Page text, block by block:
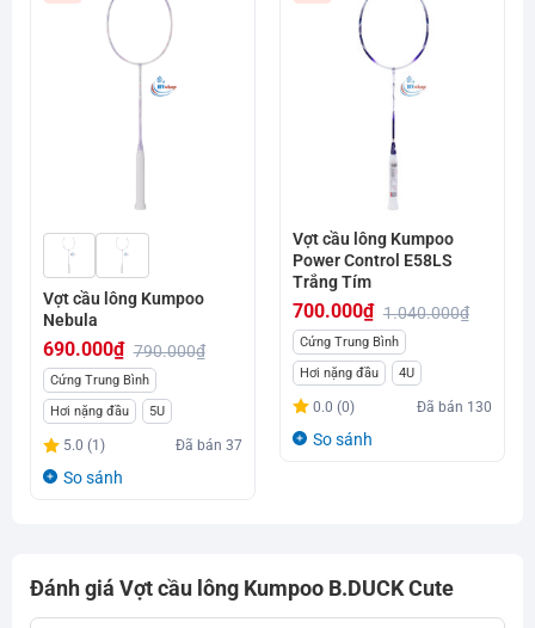
Vợt cầu lông Kumpoo
Nebula
790.000₫
Giá
gốc
là:
790.000₫.
690.000₫
Giá
hiện
tại
là:
Cứng Trung Bình
Hơi nặng đầu
5U
5.0 (1) Đã bán37
So sánh
Vợt cầu lông Kumpoo
Power Control E58LS
Trắng Tím
1.040.000₫
Giá
gốc
là:
1.040.000₫.
700.000₫
Giá
hiện
tại
là:
Cứng Trung Bình
Hơi nặng đầu
4U
0.0 (0) Đã bán 130
So sánh
Đánh giá Vợt cầu lông Kumpoo B.DUCK Cute